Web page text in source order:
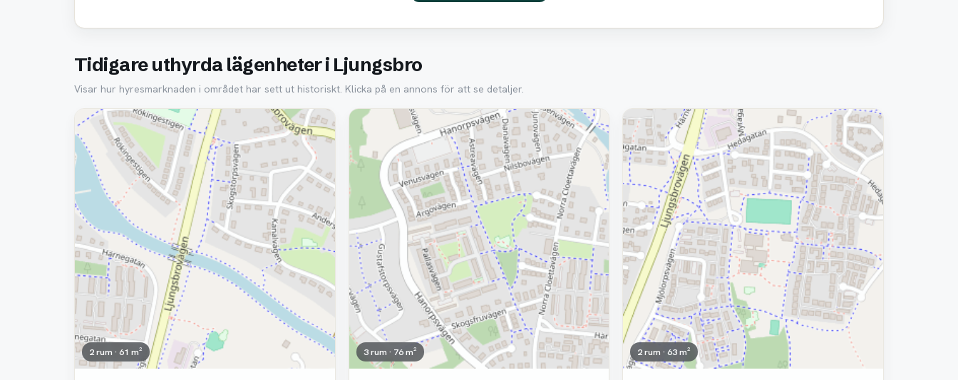
Tidigare uthyrda lägenheter i Ljungsbro
Visar hur hyresmarknaden i området har sett ut historiskt. Klicka på en annons för att se detaljer.
Borttagen
2 rum · 61 m²
Borttagen
3 rum · 76 m²
Borttagen
2 rum · 63 m²